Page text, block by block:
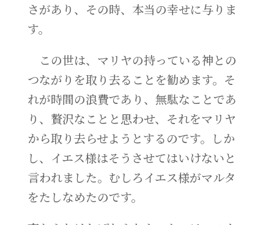
さがあり、その時、本当の幸せに与りま
す。
この世は、マリヤの持っている神との
つながりを取り去ることを勧めます。そ
れが時間の浪費であり、無駄なことであ
り、贅沢なことと思わせ、それをマリヤ
から取り去らせようとするのです。しか
し、イエス様はそうさせてはいけないと
言われました。むしろイエス様がマルタ
をたしなめたのです。